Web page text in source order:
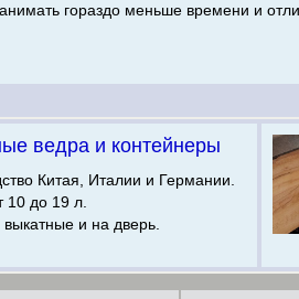
гораздо меньше времени и
ведра и контейнеры
Китая, Италии и Германии.
до 19 л.
и на дверь.